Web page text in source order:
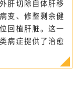
规手术无法切
脉管的中央型病
肝切除自体肝移
变、修整剩余健
回植肝脏。这一
病症提供了治愈